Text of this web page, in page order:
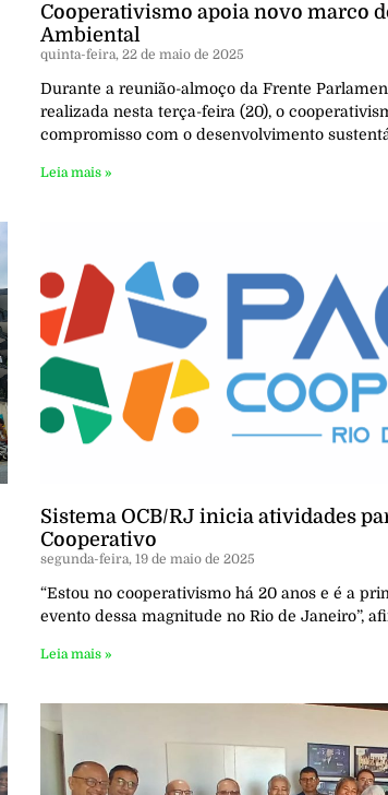
Cooperativismo apoia novo marco
Ambiental
quinta-feira, 22 de maio de 2025
Durante a reunião-almoço da Frente
realizada nesta terça-feira (20), o
compromisso com o desenvolvimento
Leia mais »
Sistema OCB/RJ inicia atividades
Cooperativo
segunda-feira, 19 de maio de 2025
“Estou no cooperativismo há 20 anos e é a
evento dessa magnitude no Rio de Janeiro”,
Leia mais »